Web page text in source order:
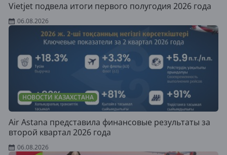
Vietjet подвела итоги первого полугодия 2026 года
06.08.2026
НОВОСТИ КАЗАХСТАНА
Air Astana представила финансовые результаты за
второй квартал 2026 года
06.08.2026